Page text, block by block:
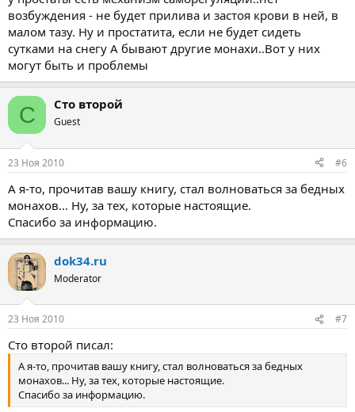
возбуждения - не будет прилива и застоя крови в ней, в
малом тазу. Ну и простатита, если не будет сидеть
сутками на снегу А бывают другие монахи..Вот у них
могут быть и проблемы
С Сто второй
Guest
23 Ноя 2010 #6
А я-то, прочитав вашу книгу, стал волноваться за бедных
монахов... Ну, за тех, которые настоящие.
Спасибо за информацию.
dok34.ru
Moderator
23 Ноя 2010 #7
Сто второй писал:
А я-то, прочитав вашу книгу, стал волноваться за бедных
монахов... Ну, за тех, которые настоящие.
Спасибо за информацию.